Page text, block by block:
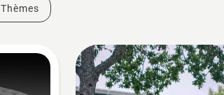
Thèmes